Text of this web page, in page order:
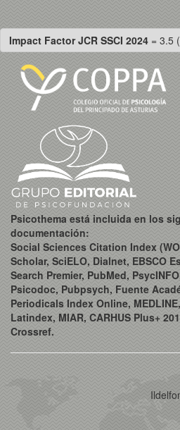
Impact Factor JCR SSCI 2024 = 3.5
Psicothema está incluida en los
documentación:
Social Sciences Citation Index
Scholar, SciELO, Dialnet, EBSCO
Search Premier, PubMed,
Psicodoc, Pubpsych, Fuente
Periodicals Index Online,
Latindex, MIAR, CARHUS Plus+
Crossref.